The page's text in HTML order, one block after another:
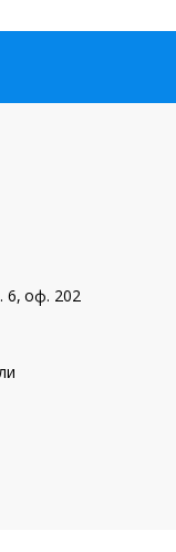
6, оф. 202